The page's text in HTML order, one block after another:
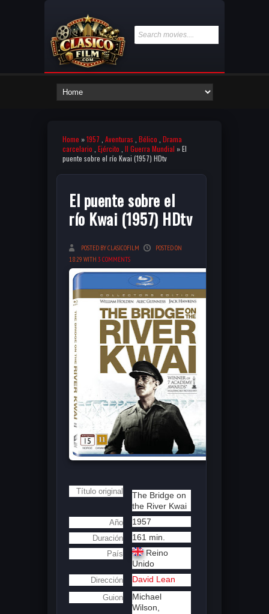
Home »1957 Aventuras Bélico Drama
carcelario Ejército II Guerra Mundial » El
puente sobre el río Kwai (1957) HDtv
El puente sobre el
río Kwai (1957) HDtv
POSTED BY CLASICOFILM
POSTED ON
18:29 WITH 3 COMMENTS
Título original
The Bridge on
the River Kwai
Año 1957
Duración 161 min.
País
Reino
Unido
Dirección David Lean
Guion
Michael
Wilson,